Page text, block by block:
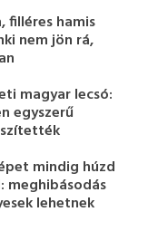
filléres hamis
nem jön rá,
magyar lecsó:
egyszerű
mindig húzd
meghibásodás
lehetnek